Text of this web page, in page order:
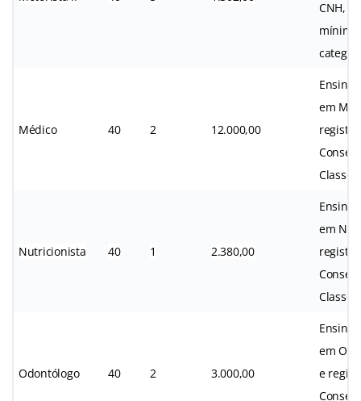
CNH,
Médico 40 2 12.000,00
Ensino
em
Classe.
Nutricionista 40 1 2.380,00
Ensino
em
Classe.
Odontólogo 40 2 3.000,00
Ensino
em
e